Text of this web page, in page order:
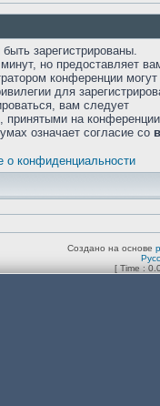
зарегистрированы.
но предоставляет
конференции
для
вам следует
принятыми на
означает согласие со
о конфиденциальности
Создано на основе
[ Time :